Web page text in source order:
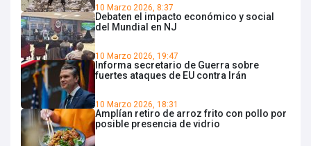
10 Marzo 2026, 8:37
Debaten el impacto económico y social
del Mundial en NJ
10 Marzo 2026, 19:47
Informa secretario de Guerra sobre
fuertes ataques de EU contra Irán
10 Marzo 2026, 18:31
Amplían retiro de arroz frito con pollo por
posible presencia de vidrio